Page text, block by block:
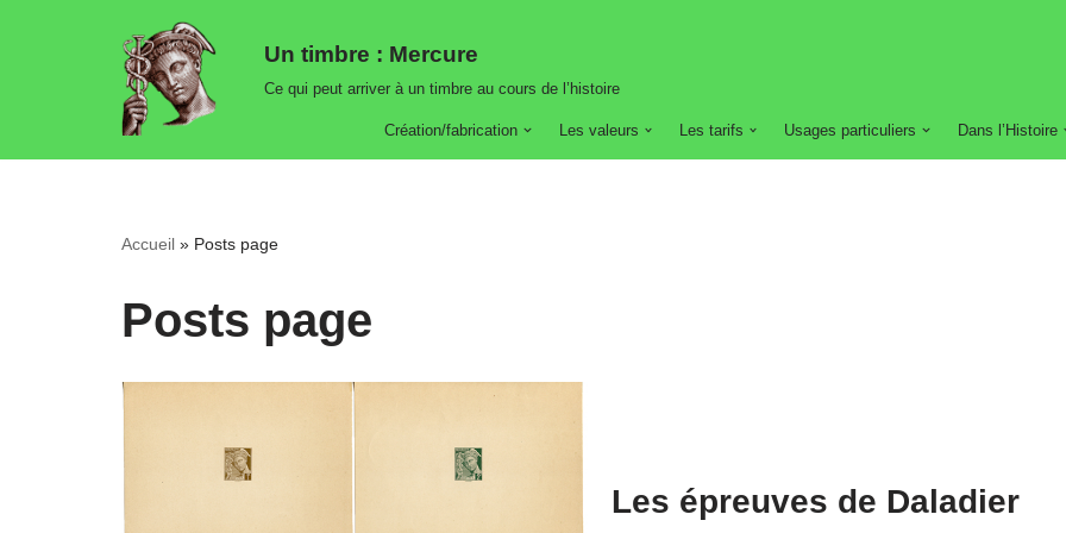
Un timbre : Mercure
Ce qui peut arriver à un timbre au cours de l’histoire
Création/fabrication Les valeurs Les tarifs Usages particuliers Dans l’Histoire
Accueil » Posts page
Posts page
Les épreuves de Daladier